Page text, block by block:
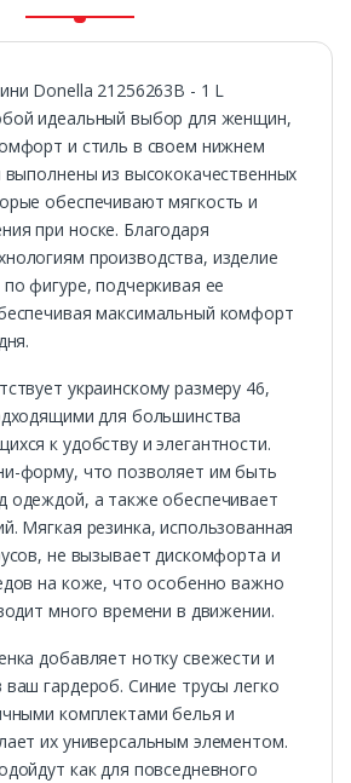
Donella 21256263B - 1 L
идеальный выбор для женщин,
и стиль в своем нижнем
из высококачественных
обеспечивают мягкость и
при носке. Благодаря
производства, изделие
фигуре, подчеркивая ее
максимальный комфорт
украинскому размеру 46,
для большинства
к удобству и элегантности.
форму, что позволяет им быть
одеждой, а также обеспечивает
Мягкая резинка, использованная
не вызывает дискомфорта и
на коже, что особенно важно
много времени в движении.
добавляет нотку свежести и
гардероб. Синие трусы легко
комплектами белья и
их универсальным элементом.
как для повседневного